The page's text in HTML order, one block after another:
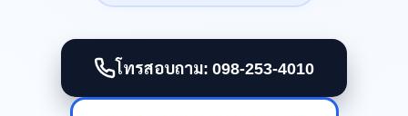
โทรสอบถาม: 098-253-4010